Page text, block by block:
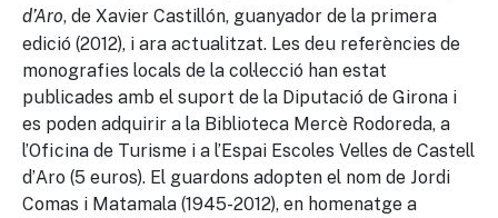
d’Aro, de Xavier Castillón, guanyador de la primera
edició (2012), i ara actualitzat. Les deu referències de
monografies locals de la col·lecció han estat
publicades amb el suport de la Diputació de Girona i
es poden adquirir a la Biblioteca Mercè Rodoreda, a
l’Oficina de Turisme i a l’Espai Escoles Velles de Castell
d’Aro (5 euros). El guardons adopten el nom de Jordi
Comas i Matamala (1945-2012), en homenatge a